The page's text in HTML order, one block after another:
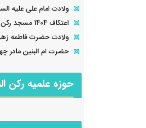
ولادت امام علی
علی علیه السلام پسر
المطلب (نامش شیبه
عبد مناف (نامش
بن غالب بن فهر بن
ولادت امام علی علیه
اعتکاف 1404 مسجد رکن الملک اصفهان
ولادت حضرت فاطمه
حضرت ام البنین مادر
حوزه علمیه رکن